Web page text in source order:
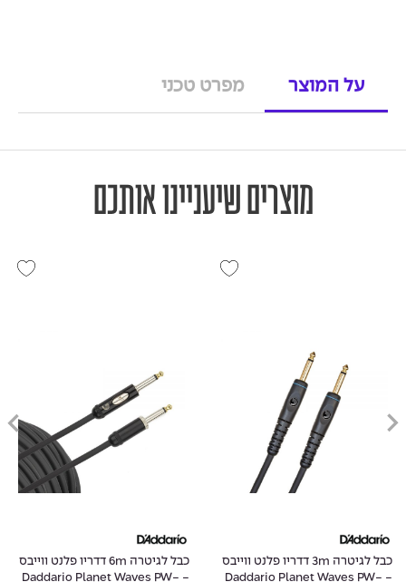
על המוצר מפרט טכני
מוצרים שיעניינו אותכם
כבל לגיטרה 3m דדריו פלנט ווייבס
- Daddario Planet Waves PW-
כבל לגיטרה 6m דדריו פלנט ווייבס
- Daddario Planet Waves PW-